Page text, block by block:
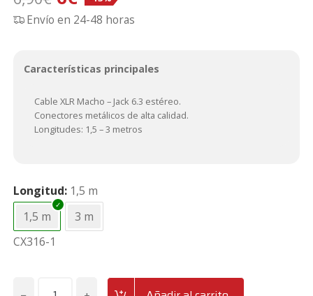
precio
6,90€.
precio
6€.
Envío en 24-48 horas
Características principales
Cable XLR Macho – Jack 6.3 estéreo.
Conectores metálicos de alta calidad.
Longitudes: 1,5 – 3 metros
Longitud 1,5 m
1,5 m
3 m
CX316-1